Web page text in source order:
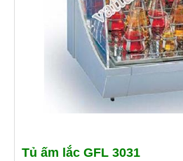
Tủ ấm lắc GFL 3031